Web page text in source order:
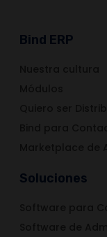
Bind ERP
Soluciones